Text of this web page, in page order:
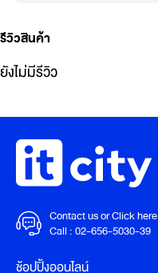
รีวิวสินค้า
ยังไม่มีรีวิว
Contact us or Click here
Call :02-656-5030-39
ช้อปปิ้งออนไลน์